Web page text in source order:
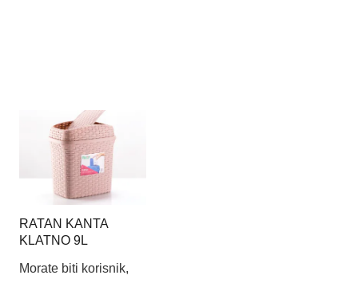
RATAN KANTA
KLATNO 9L
Morate biti korisnik,